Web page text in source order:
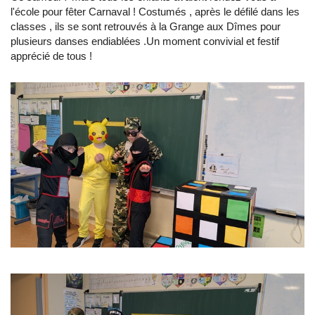
l'école pour fêter Carnaval ! Costumés , après le défilé dans les
classes , ils se sont retrouvés à la Grange aux Dîmes pour
plusieurs danses endiablées .Un moment convivial et festif
apprécié de tous !